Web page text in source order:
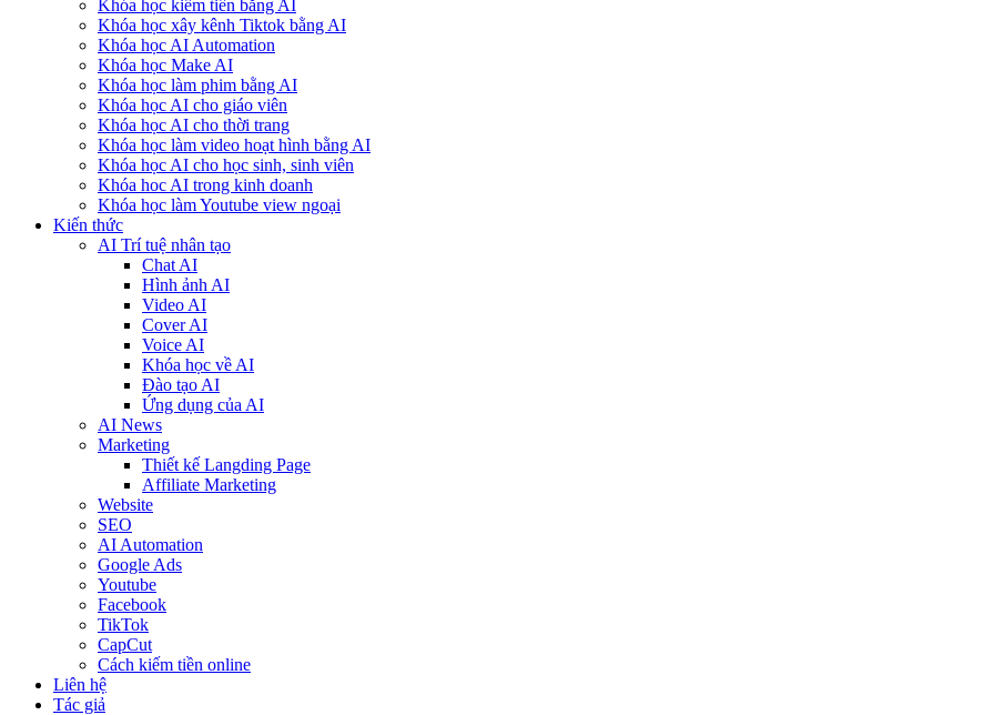
Khóa học kiếm tiền bằng AI
Khóa học xây kênh Tiktok bằng AI
Khóa học AI Automation
Khóa học Make AI
Khóa học làm phim bằng AI
Khóa học AI cho giáo viên
Khóa học AI cho thời trang
Khóa học làm video hoạt hình bằng AI
Khóa học AI cho học sinh, sinh viên
Khóa hoc AI trong kinh doanh
Khóa học làm Youtube view ngoại
Kiến thức
AI Trí tuệ nhân tạo
Chat AI
Hình ảnh AI
Video AI
Cover AI
Voice AI
Khóa học về AI
Đào tạo AI
Ứng dụng của AI
AI News
Marketing
Thiết kế Langding Page
Affiliate Marketing
Website
SEO
AI Automation
Google Ads
Youtube
Facebook
TikTok
CapCut
Cách kiếm tiền online
Liên hệ
Tác giả